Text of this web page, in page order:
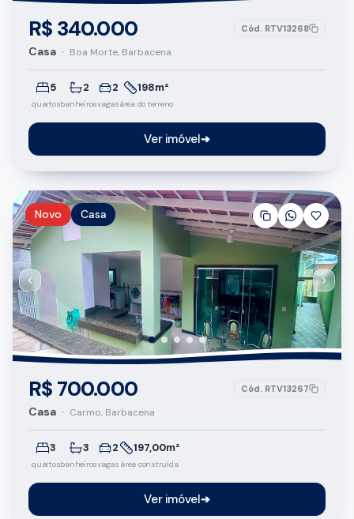
R$ 340.000 Cód. RTV13268
Casa • Boa Morte, Barbacena
5
quartos
2
banheiros
2
vagas
198m²
área do terreno
Ver imóvel➔
Novo Casa
R$ 700.000 Cód. RTV13267
Casa • Carmo, Barbacena
3
quartos
3
banheiros
2
vagas
197,00m²
área construída
Ver imóvel➔